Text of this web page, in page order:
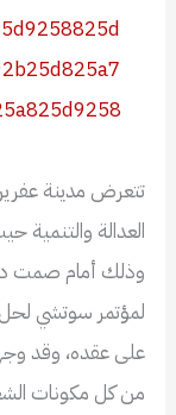
تتعرض مدينة
العدالة
وذلك أمام صمت
لمؤتمر سوتشي لحل
على عقده، وقد
من كل مكونات